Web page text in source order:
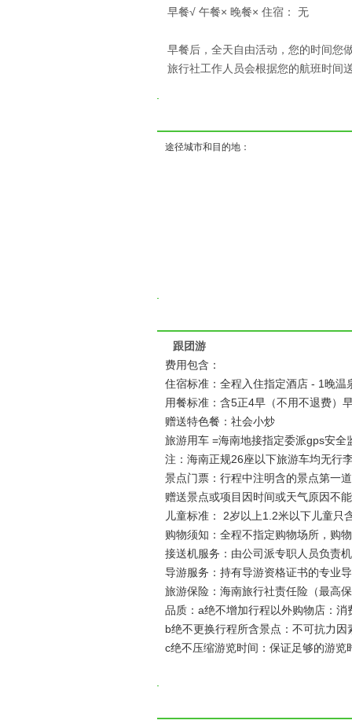
早餐√ 午餐× 晚餐× 住宿： 无
早餐后，全天自由活动，您的时间您
旅行社工作人员会根据您的航班时间
途径城市和目的地：
跟团游
费用包含：
住宿标准：全程入住指定酒店 - 1晚温
用餐标准：含5正4早（不用不退费）
赠送特色餐：社会小炒
旅游用车 =海南地接指定委派gps安
注：海南正规26座以下旅游车均无行
景点门票：行程中注明含的景点第一
赠送景点或项目因时间或天气原因不
儿童标准： 2岁以上1.2米以下儿童只
购物须知：全程不指定购物场所，购
接送机服务：由公司派专职人员负责
导游服务：持有导游资格证书的专业
旅游保险：海南旅行社责任险（最高
品质：a绝不增加行程以外购物店：消
b绝不更换行程所含景点：不可抗力
c绝不压缩游览时间：保证足够的游